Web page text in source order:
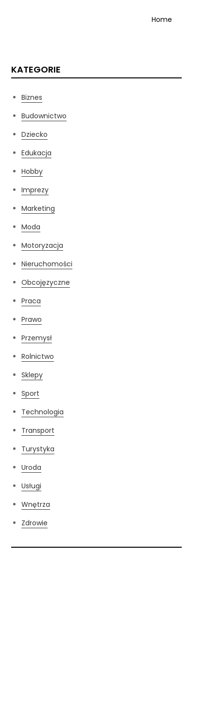
Home
KATEGORIE
Biznes
Budownictwo
Dziecko
Edukacja
Hobby
Imprezy
Marketing
Moda
Motoryzacja
Nieruchomości
Obcojęzyczne
Praca
Prawo
Przemysł
Rolnictwo
Sklepy
Sport
Technologia
Transport
Turystyka
Uroda
Usługi
Wnętrza
Zdrowie